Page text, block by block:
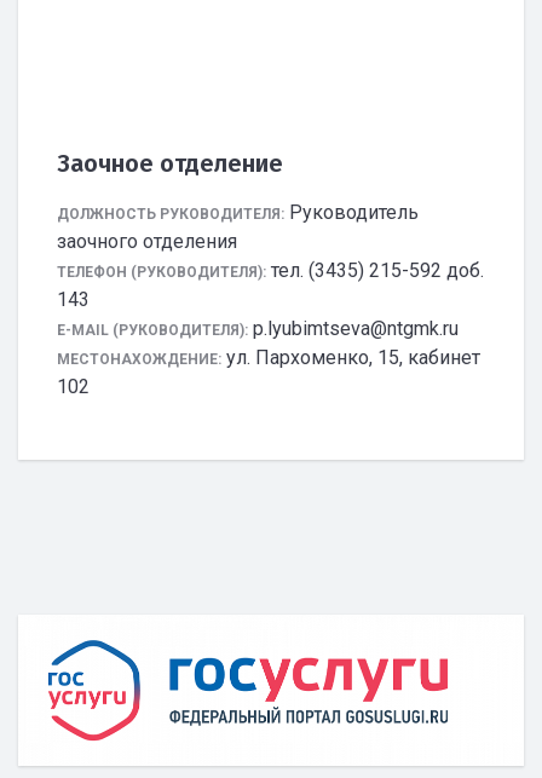
Заочное отделение
ДОЛЖНОСТЬ РУКОВОДИТЕЛЯ: Руководитель
заочного отделения
ТЕЛЕФОН (РУКОВОДИТЕЛЯ): тел. (3435) 215-592 доб.
143
E-MAIL (РУКОВОДИТЕЛЯ): p.lyubimtseva@ntgmk.ru
МЕСТОНАХОЖДЕНИЕ: ул. Пархоменко, 15, кабинет
102